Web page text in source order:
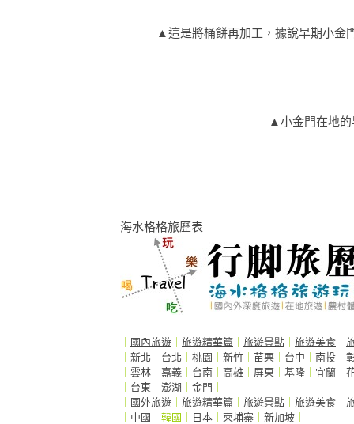
▲這是將桶餅再加工，據說早期小金
▲小金門在地的
海水格格旅歷表
｜ 國內旅遊 ｜ 旅遊精華篇 ｜ 旅遊景點 ｜ 旅遊美食 ｜
｜ 新北 ｜ 台北 ｜ 桃園 ｜ 新竹 ｜ 苗栗 ｜ 台中 ｜ 南投 ｜
｜ 雲林 ｜ 嘉義 ｜ 台南 ｜ 高雄 ｜ 屏東 ｜ 基隆 ｜ 宜蘭 ｜
｜ 台東 ｜ 澎湖 ｜ 金門 ｜
｜ 國外旅遊 ｜ 旅遊精華篇 ｜ 旅遊景點 ｜ 旅遊美食 ｜
｜ 中國 ｜韓國｜ 日本 ｜ 柬埔寨 ｜ 新加坡 ｜